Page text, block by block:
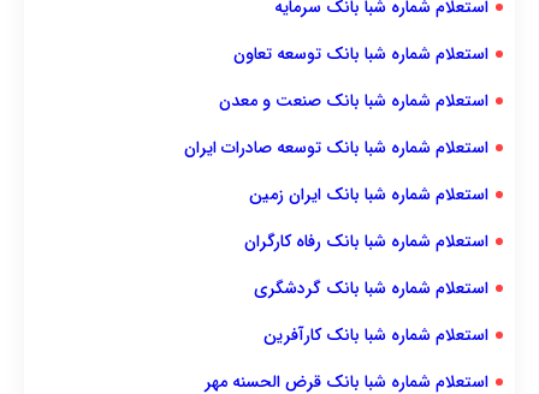
استعلام شماره شبا بانک سرمایه
استعلام شماره شبا بانک توسعه تعاون
استعلام شماره شبا بانک صنعت و معدن
استعلام شماره شبا بانک توسعه صادرات ایران
استعلام شماره شبا بانک ایران زمین
استعلام شماره شبا بانک رفاه کارگران
استعلام شماره شبا بانک گردشگری
استعلام شماره شبا بانک کارآفرین
استعلام شماره شبا بانک قرض الحسنه مهر